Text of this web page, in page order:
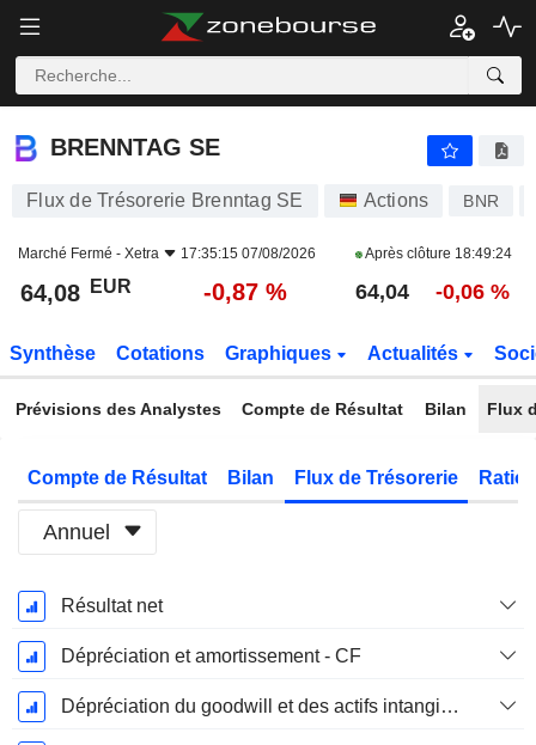
BRENNTAG SE
BRENNTAG SE
Flux de Trésorerie Brenntag SE Actions BNR
Marché Fermé - Xetra 17:35:15 07/08/2026 Après clôture 18:49:24
64,08 EUR -0,87 % 64,04 -0,06 %
Synthèse Cotations Graphiques Actualités
Prévisions des Analystes Compte de Résultat Bilan Flux
Compte de Résultat Bilan Flux de Trésorerie
Annuel
Période
Fiscale:
Décembre
Résultat net
Dépréciation et amortissement - CF
Dépréciation du goodwill et des actifs intangibles